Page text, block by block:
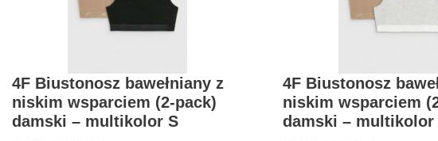
4F Biustonosz bawełniany z
niskim wsparciem (2-pack)
damski – multikolor S
4F Biustonosz
niskim wsparciem
damski – multikolor